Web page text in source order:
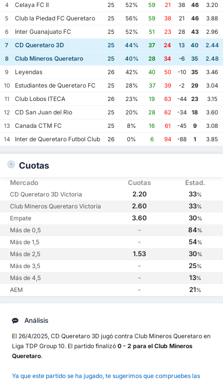
4
Celaya FC II 25 52% 59 21 38 46
3.20
5
Club la Piedad FC Queretaro 25 56% 59 38 21 46
3.88
6
Inter Guanajuato FC 25 52% 51 23 28 43
2.96
7
CD Queretaro 3D 25 44% 37 24 13 40
2.44
8
Club Mineros Queretaro 25 40% 28 34 -6 35
2.48
9
Leyendas 26 42% 40 50 -10 35
3.46
10
Estudiantes de Queretaro FC 25 28% 37 39 -2 29
3.04
11
Club Lobos ITECA 26 23% 19 63 -44 23
3.15
12
CD San Juan del Rio 25 20% 28 62 -34 18
3.60
13
Canada CTM FC 25 8% 16 61 -45 9
3.08
14
Inter de Queretaro Futbol Club 26 0% 6 94 -88 1 3.85
Cuotas
Mercado Cuotas Estad.
CD Queretaro 3D Victoria 2.20 33%
Club Mineros Queretaro Victoria 2.60 33%
Empate 3.60 30%
Más de 0,5 - 84%
Más de 1,5 - 54%
Más de 2,5 1.53 30%
Más de 3,5 - 25%
Más de 4,5 - 13%
AEM - 21%
Análisis
El 26/4/2025, CD Queretaro 3D jugó contra Club Mineros Queretaro en
Liga TDP Group 10. El partido finalizó 0 - 2 para el Club Mineros
Queretaro.
Ya que este partido se ha jugado, te sugerimos que compruebes las